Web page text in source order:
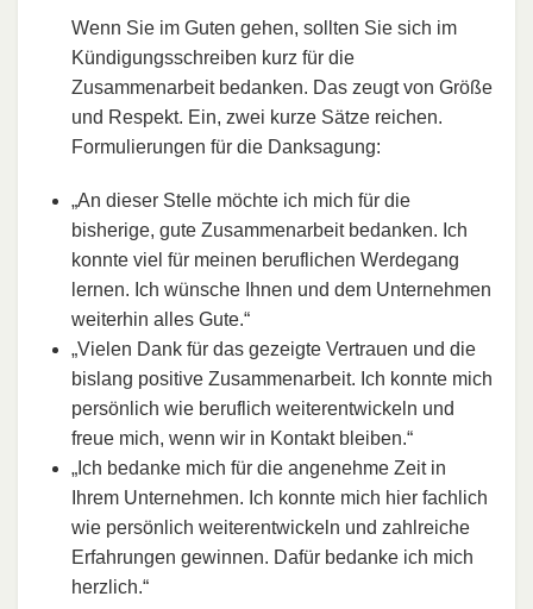
Wenn Sie im Guten gehen, sollten Sie sich im
Kündigungsschreiben kurz für die
Zusammenarbeit bedanken. Das zeugt von Größe
und Respekt. Ein, zwei kurze Sätze reichen.
Formulierungen für die Danksagung:
„An dieser Stelle möchte ich mich für die
bisherige, gute Zusammenarbeit bedanken. Ich
konnte viel für meinen beruflichen Werdegang
lernen. Ich wünsche Ihnen und dem Unternehmen
weiterhin alles Gute.“
„Vielen Dank für das gezeigte Vertrauen und die
bislang positive Zusammenarbeit. Ich konnte mich
persönlich wie beruflich weiterentwickeln und
freue mich, wenn wir in Kontakt bleiben.“
„Ich bedanke mich für die angenehme Zeit in
Ihrem Unternehmen. Ich konnte mich hier fachlich
wie persönlich weiterentwickeln und zahlreiche
Erfahrungen gewinnen. Dafür bedanke ich mich
herzlich.“